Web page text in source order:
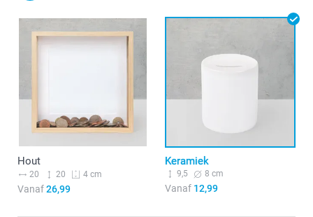
Hout
20 20 4 cm
Vanaf26,99
Keramiek
9,5 8 cm
Vanaf12,99